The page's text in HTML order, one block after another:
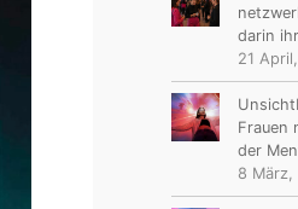
darin
21
Frauen
der
8 März,